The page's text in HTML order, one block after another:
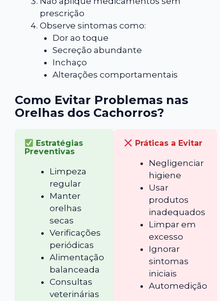
prescrição
Observe sintomas como:
Dor ao toque
Secreção abundante
Inchaço
Alterações comportamentais
Como Evitar Problemas nas
Orelhas dos Cachorros?
Estratégias
Preventivas
Limpeza
regular
Manter
orelhas
secas
Verificações
periódicas
Alimentação
balanceada
Consultas
veterinárias
Práticas a Evitar
Negligenciar
higiene
Usar
produtos
inadequados
Limpar em
excesso
Ignorar
sintomas
iniciais
Automedição